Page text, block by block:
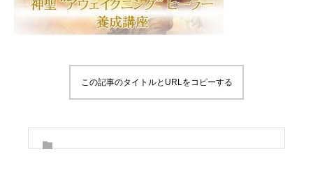
この記事のタイトルとURLをコピーする